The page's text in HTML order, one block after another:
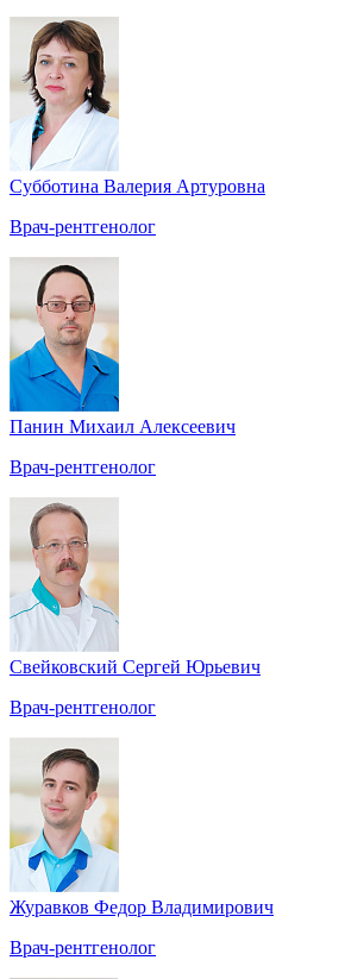
Субботина Валерия Артуровна
Врач-рентгенолог
Панин Михаил Алексеевич
Врач-рентгенолог
Свейковский Сергей Юрьевич
Врач-рентгенолог
Журавков Федор Владимирович
Врач-рентгенолог